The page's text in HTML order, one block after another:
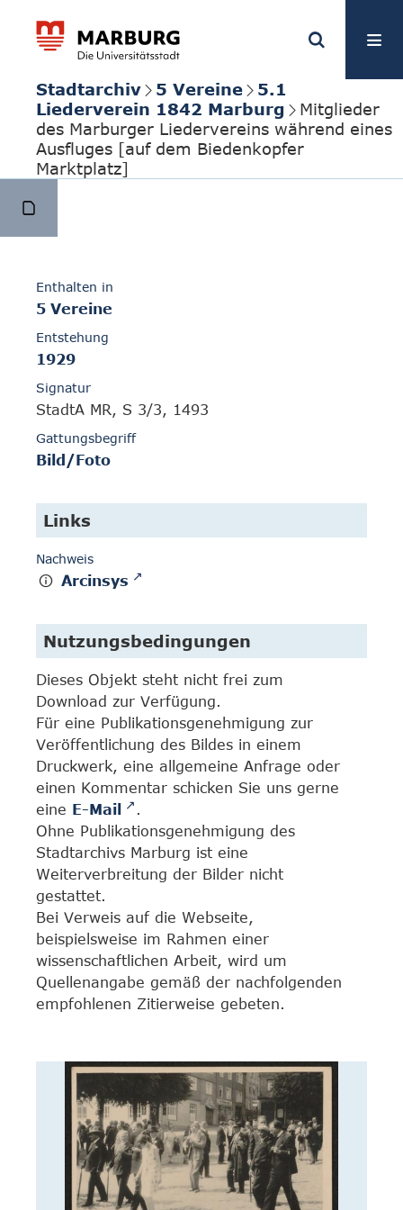
Stadtarchiv 5 Vereine
5.1
Liederverein 1842 Marburg
Mitglieder
des Marburger Liedervereins während eines
Ausfluges [auf dem Biedenkopfer
Marktplatz]
Enthalten in
5 Vereine
Entstehung
1929
Signatur
StadtA MR, S 3/3, 1493
Gattungsbegriff
Bild/Foto
Links
Nachweis
Arcinsys
Nutzungsbedingungen
Dieses Objekt steht nicht frei zum
Download zur Verfügung.
Für eine Publikationsgenehmigung zur
Veröffentlichung des Bildes in einem
Druckwerk, eine allgemeine Anfrage oder
einen Kommentar schicken Sie uns gerne
eine E-Mail
.
Ohne Publikationsgenehmigung des
Stadtarchivs Marburg ist eine
Weiterverbreitung der Bilder nicht
gestattet.
Bei Verweis auf die Webseite,
beispielsweise im Rahmen einer
wissenschaftlichen Arbeit, wird um
Quellenangabe gemäß der nachfolgenden
empfohlenen Zitierweise gebeten.